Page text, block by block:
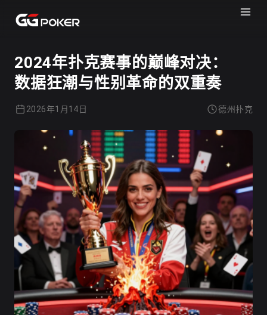
2024年扑克赛事的巅峰对决：
数据狂潮与性别革命的双重奏
2026年1月14日 德州扑克